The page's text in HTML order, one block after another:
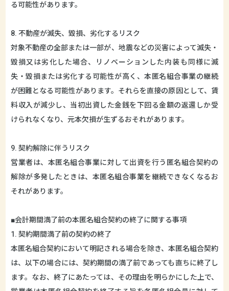
る可能性があります。
8. 不動産が滅失、毀損、劣化するリスク
対象不動産の全部または一部が、地震などの災害によって滅失・
毀損又は劣化した場合、リノベーションした内装も同様に滅
失・毀損または劣化する可能性が高く、本匿名組合事業の継続
が困難となる可能性があります。それらを直接の原因として、賃
料収入が減少し、当初出資した金銭を下回る金額の返還しか受
けられなくなり、元本欠損が生ずるおそれがあります。
9. 契約解除に伴うリスク
営業者は、本匿名組合事業に対して出資を行う匿名組合契約の
解除が多発したときは、本匿名組合事業を継続できなくなるお
それがあります。
■会計期間満了前の本匿名組合契約の終了に関する事項
1. 契約期間満了前の契約の終了
本匿名組合契約において明記される場合を除き、本匿名組合契約
は、以下の場合には、契約期間の満了前であっても直ちに終了し
ます。なお、終了にあたっては、その理由を明らかにした上で、